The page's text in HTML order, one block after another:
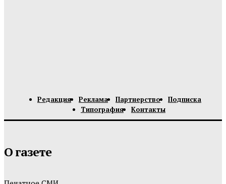
Редакция Реклама Партнерство
Подписка
Типография
Контакты
О газете